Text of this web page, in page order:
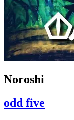
Noroshi
odd five